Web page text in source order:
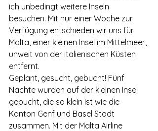
ich unbedingt weitere Inseln
besuchen. Mit nur einer Woche zur
Verfügung entschieden wir uns für
Malta, einer kleinen Insel im Mittelmeer,
unweit von der italienischen Küsten
entfernt.
Geplant, gesucht, gebucht! Fünf
Nächte wurden auf der kleinen Insel
gebucht, die so klein ist wie die
Kanton Genf und Basel Stadt
zusammen. Mit der Malta Airline